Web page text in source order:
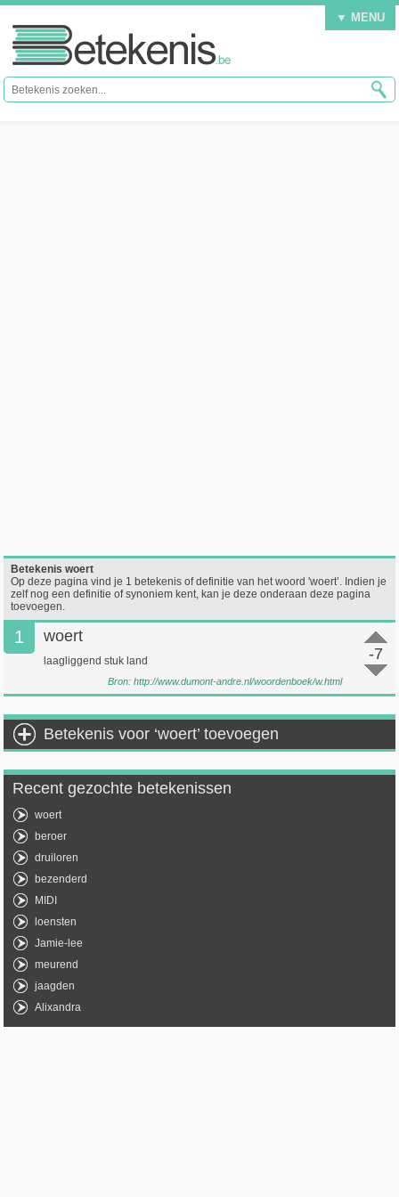
▼ MENU
Betekenis woert
Op deze pagina vind je 1 betekenis of definitie van het woord 'woert’. Indien je
zelf nog een definitie of synoniem kent, kan je deze onderaan deze pagina
toevoegen.
1
-7
woert
laagliggend stuk land
Bron: http://www.dumont-andre.nl/woordenboek/w.html
Betekenis voor ‘woert’ toevoegen
Recent gezochte betekenissen
woert
beroer
druiloren
bezenderd
MIDI
loensten
Jamie-lee
meurend
jaagden
Alixandra